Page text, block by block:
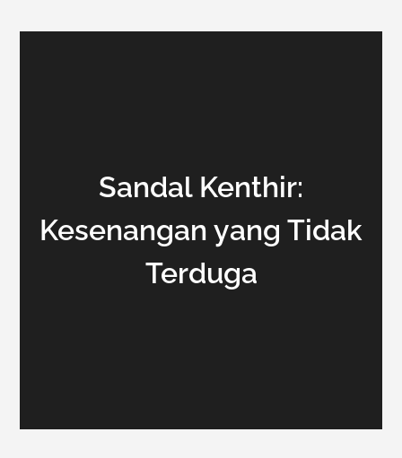
Sandal Kenthir:
Kesenangan yang Tidak
Terduga